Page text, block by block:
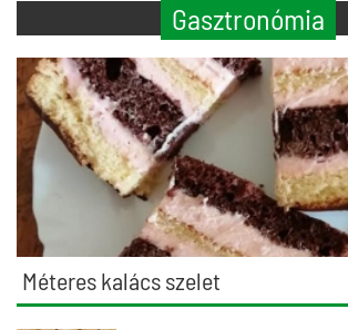
Gasztronómia
Méteres kalács szelet